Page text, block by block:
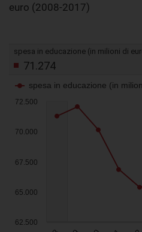
euro (2008-2017)